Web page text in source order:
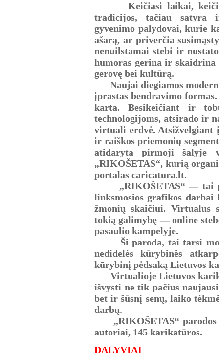
Keičiasi laikai, keičiasi
tradicijos, tačiau satyra
gyvenimo palydovai, kurie
ašarą, ar priverčia
nenuilstamai stebi ir
humoras gerina ir skaidrina
gerovę bei kultūrą.
Naujai diegiamos
įprastas bendravimo
karta. Besikeičiant ir
technologijoms, atsirado ir
virtuali erdvė. Atsižvelgiant
ir raiškos priemonių
atidaryta pirmoji šalyje
„RIKOŠETAS“, kurią
portalas caricatura.lt.
„RIKOŠETAS“ — tai
linksmosios grafikos darbai
žmonių skaičiui. Virtualus
tokią galimybę — online
pasaulio kampelyje.
Ši paroda, tai tarsi
nedidelės kūrybinės
kūrybinį pėdsaką Lietuvos
Virtualioje Lietuvos
išvysti ne tik pačius
bet ir šūsnį senų, laiko
darbų.
„RIKOŠETAS“ parodos
autoriai, 145 karikatūros.
DALYVIAI